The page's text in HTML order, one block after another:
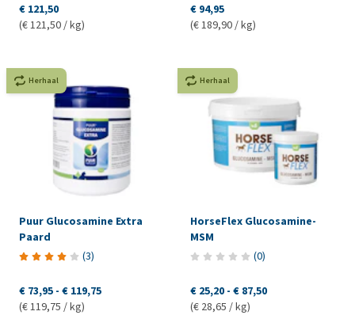
€ 121,50
(€ 121,50 / kg)
€ 94,95
(€ 189,90 / kg)
Herhaal
Puur Glucosamine Extra
Paard
(3)
€ 73,95 - € 119,75
(€ 119,75 / kg)
Herhaal
HorseFlex Glucosamine-
MSM
(0)
€ 25,20 - € 87,50
(€ 28,65 / kg)